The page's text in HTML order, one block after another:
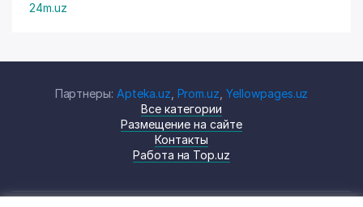
24m.uz
Партнеры: Apteka.uz Prom.uz ,Yellowpages.uz
Все категории
Размещение на сайте
Контакты
Работа на Top.uz